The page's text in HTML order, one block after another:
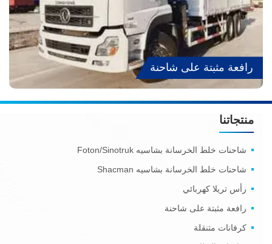
رافعة مثبتة على شاحنة
منتجاتنا
شاحنات خلط الخرسانة بشاسيه Foton/Sinotruk
شاحنات خلط الخرسانة بشاسيه Shacman
رأس تريلا كهربائي
رافعة مثبتة على شاحنة
كرفانات متنقلة